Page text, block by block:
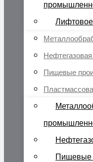
Пищевые
Пищевые